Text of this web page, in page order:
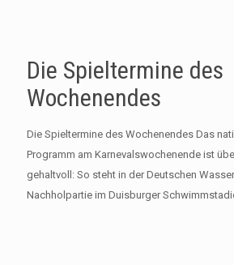
Die Spieltermine des
Wochenendes
Die Spieltermine des Wochenendes Das
Programm am Karnevalswochenende ist
gehaltvoll: So steht in der Deutschen
Nachholpartie im Duisburger